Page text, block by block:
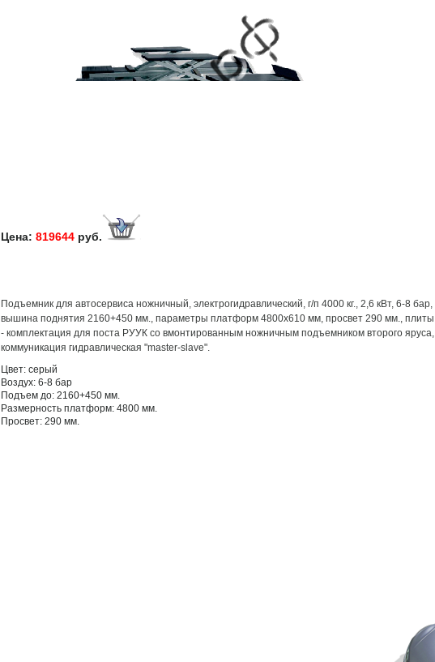
Цена: 819644 руб.
Подъемник для автосервиса ножничный, электрогидравлический, г/п 4000 кг., 2,6 кВт, 6-8 бар,
вышина поднятия 2160+450 мм., параметры платформ 4800х610 мм, просвет 290 мм., плиты
- комплектация для поста РУУК со вмонтированным ножничным подъемником второго яруса,
коммуникация гидравлическая "master-slave".
Цвет: серый
Воздух: 6-8 бар
Подъем до: 2160+450 мм.
Размерность платформ: 4800 мм.
Просвет: 290 мм.